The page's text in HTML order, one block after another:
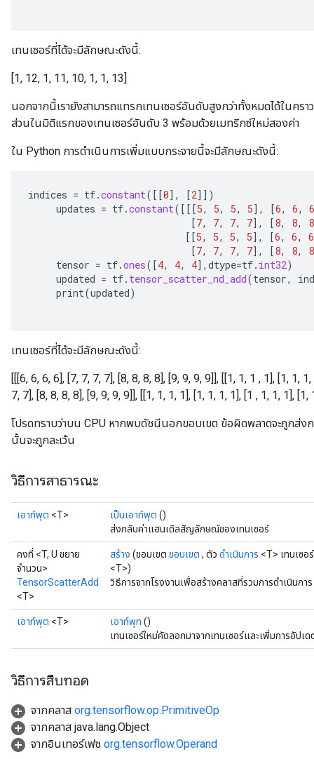
เทนเซอร์ที่ได้จะมีลักษณะดังนี้:
[1, 12, 1, 11, 10, 1, 1, 13]
นอกจากนี้เรายังสามารถแทรกเทนเซอร์อันดับสูงกว่าทั้งหมดได้ในครา
ส่วนในมิติแรกของเทนเซอร์อันดับ 3 พร้อมด้วยเมทริกซ์ใหม่สองค่า
ใน Python การดำเนินการเพิ่มแบบกระจายนี้จะมีลักษณะดังนี้:
indices = tf.constant( [[0] , [2]] )
updates = tf.constant( [[[5, 5, 5, 5] , [6, 6,
6
[7, 7, 7, 7] , [8, 8,
8
[[5, 5, 5, 5] , [6, 6,
6
[7, 7, 7, 7] , [8, 8,
8
tensor = tf.ones( [4, 4, 4] , dtype=tf. int32)
updated = tf. tensor_scatter_nd_add(tensor,
print(updated)
เทนเซอร์ที่ได้จะมีลักษณะดังนี้:
[[[6, 6, 6, 6], [7, 7, 7, 7], [8, 8, 8, 8], [9, 9, 9, 9]], [[1, 1, 1 , 1], [1, 1,
7, 7], [8, 8, 8, 8], [9, 9, 9, 9]], [[1, 1, 1, 1], [1, 1, 1, 1], [1 , 1, 1, 1], [1,
โปรดทราบว่าบน CPU หากพบดัชนีนอกขอบเขต ข้อผิดพลาดจะถูกส่
นั้นจะถูกละเว้น
วิธีการสาธารณะ
เอาท์พุต <T> เป็นเอาท์พุต ()
ส่งกลับค่าแฮนเดิลสัญลักษณ์ของเทนเซอร์
คงที่ <T, U ขยาย
จำนวน>
TensorScatterAdd
<T>
สร้าง (ขอบเขต ขอบเขต , ตัว ดำเนินการ <T> เทนเซอ
<T>)
วิธีการจากโรงงานเพื่อสร้างคลาสที่รวมการดำเนินก
เอาท์พุต <T> เอาท์พุท ()
เทนเซอร์ใหม่คัดลอกมาจากเทนเซอร์และเพิ่มการอัปเ
วิธีการสืบทอด
จากคลาส org.tensorflow.op.PrimitiveOp
จากคลาส java.lang.Object
จากอินเทอร์เฟซ org.tensorflow.Operand